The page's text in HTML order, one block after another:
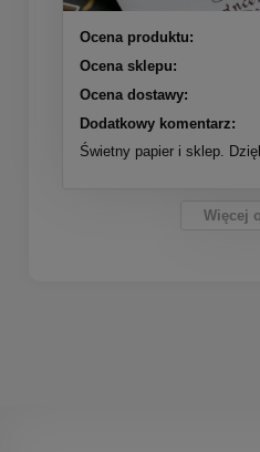
Ocena produktu:
Ocena sklepu:
Ocena dostawy:
Dodatkowy komentarz:
Świetny papier i sklep.
Więcej